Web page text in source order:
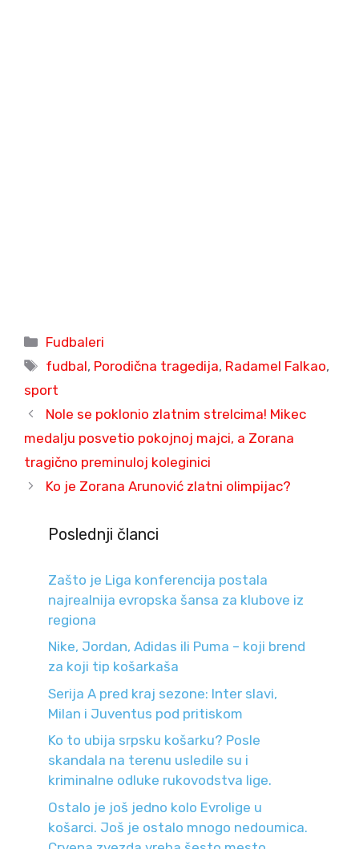
Categories
Fudbaleri
Tags
fudbal, Porodična tragedija, Radamel Falkao,
sport
Nole se poklonio zlatnim strelcima! Mikec
medalju posvetio pokojnoj majci, a Zorana
tragično preminuloj koleginici
Ko je Zorana Arunović zlatni olimpijac?
Poslednji članci
Zašto je Liga konferencija postala
najrealnija evropska šansa za klubove iz
regiona
Nike, Jordan, Adidas ili Puma – koji brend
za koji tip košarkaša
Serija A pred kraj sezone: Inter slavi,
Milan i Juventus pod pritiskom
Ko to ubija srpsku košarku? Posle
skandala na terenu usledile su i
kriminalne odluke rukovodstva lige.
Ostalo je još jedno kolo Evrolige u
košarci. Još je ostalo mnogo nedoumica.